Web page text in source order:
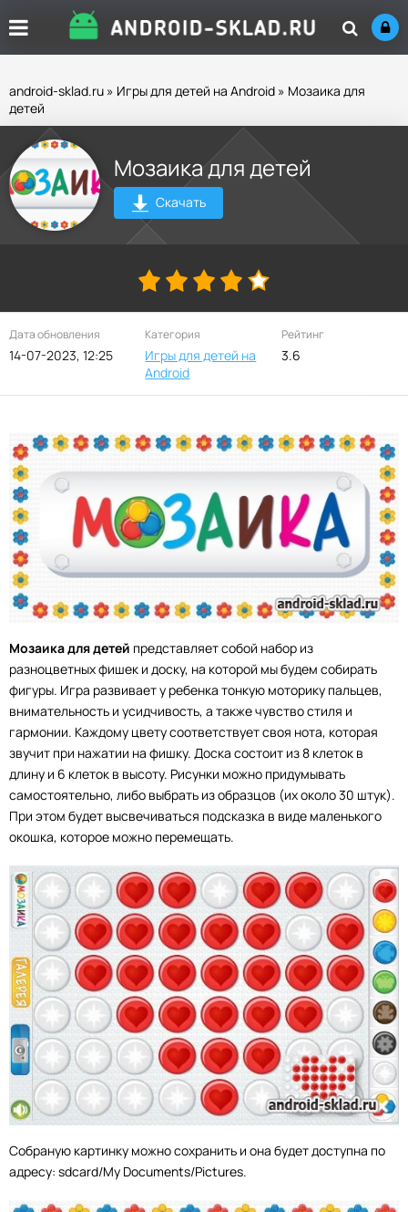
android-sklad.ru » Игры для детей на Android » Мозаика для
детей
Мозаика для детей
Скачать
Дата обновления
14-07-2023, 12:25
Категория
Игры для детей на
Android
Рейтинг
3.6
Мозаика для детей представляет собой набор из
разноцветных фишек и доску, на которой мы будем собирать
фигуры. Игра развивает у ребенка тонкую моторику пальцев,
внимательность и усидчивость, а также чувство стиля и
гармонии. Каждому цвету соответствует своя нота, которая
звучит при нажатии на фишку. Доска состоит из 8 клеток в
длину и 6 клеток в высоту. Рисунки можно придумывать
самостоятельно, либо выбрать из образцов (их около 30 штук).
При этом будет высвечиваться подсказка в виде маленького
окошка, которое можно перемещать.
Собраную картинку можно сохранить и она будет доступна по
адресу: sdcard/My Documents/Pictures.